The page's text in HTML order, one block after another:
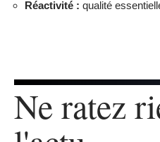
Réactivité : qualité
Ne ratez